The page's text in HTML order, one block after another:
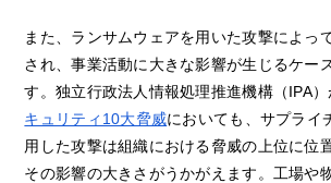
また、ランサムウェアを用いた攻撃によっ
され、事業活動に大きな影響が生じるケー
す。独立行政法人情報処理推進機構（IPA
キュリティ10大脅威においても、サプライ
用した攻撃は組織における脅威の上位に位
その影響の大きさがうかがえます。工場や